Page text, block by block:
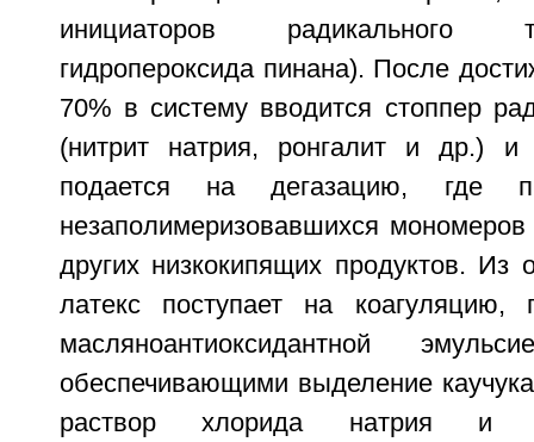
инициаторов радикального
гидропероксида пинана). После
70% в систему вводится стоппер
(нитрит натрия, ронгалит и др.) и
подается на дегазацию, где
незаполимеризовавшихся
других низкокипящих продуктов. Из
латекс поступает на коагуляцию,
масляноантиоксидантной
обеспечивающими выделение
раствор хлорида натрия и